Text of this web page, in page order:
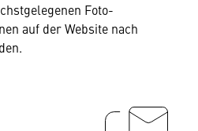
Foto-
auf der Website nach